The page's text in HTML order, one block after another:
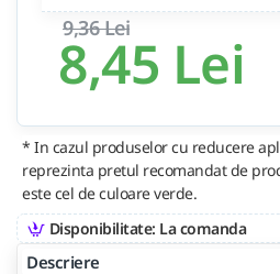
8,45 Lei
9,36 Lei
* In cazul produselor cu reducere
reprezinta pretul recomandat de
este cel de culoare verde.
Disponibilitate: La comanda
Descriere